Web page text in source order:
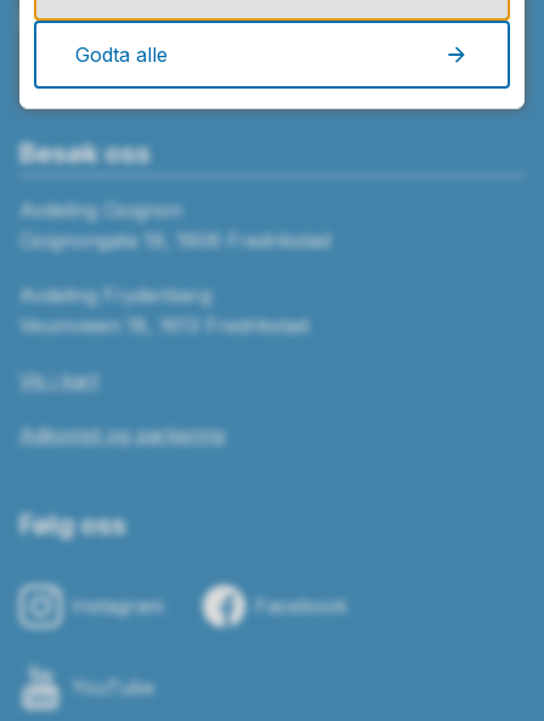
Finn ansatt
Besøk oss
Avdeling Cicignon
Cicignongata 19, 1606 Fredrikstad
Avdeling Frydenberg
Veumveien 18, 1613 Fredrikstad
Vis i kart
Adkomst og parkering
Følg oss
Instagram Facebook
YouTube
Godta alle